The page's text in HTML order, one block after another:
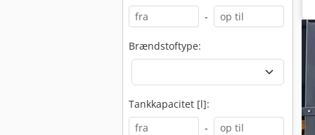
-
Brændstoftype:
Tankkapacitet [l]:
-